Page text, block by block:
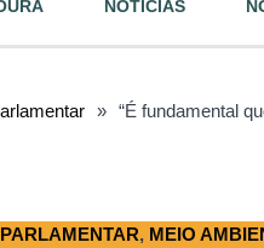
NOTÍCIAS
» “É fundamental
, MEIO